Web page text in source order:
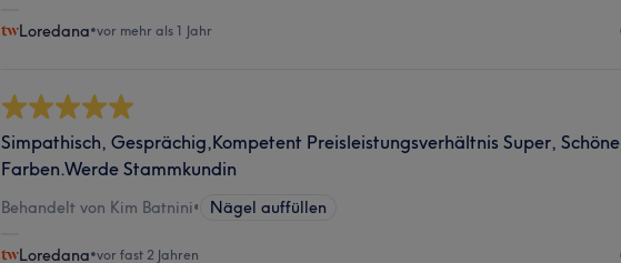
Loredana•vor mehr als 1 Jahr
Simpathisch, Gesprächig,Kompetent Preisleistungsverhältnis Super, Schöne
Farben.Werde Stammkundin
Behandelt von Kim Batnini• Nägel auffüllen
Loredana•vor fast 2 Jahren